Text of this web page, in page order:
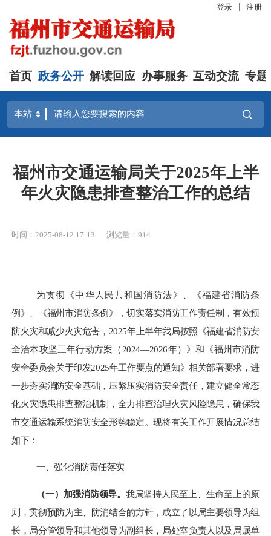
登录 注册
首页 政务公开 解读回应 办事服务 互动交流 专题
福州市交通运输局关于2025年上半
年火灾隐患排查整治工作的总结
时间：2025-08-12 17:13 浏览量：914
为贯彻《中华人民共和国消防法》、《福建省消防条
例》、《福州市消防条例》，切实落实消防工作责任制，有效预
防火灾和减少火灾危害， 2025年上半年我局按照《福建省消防安
全治本攻坚三年行动方案（2024—2026年）》和《福州市消防
安全委员会关于印发2025年工作要点的通知》相关部署要求，进
一步夯实消防安全基础，压紧压实消防安全责任，建立健全常态
化火灾隐患排查整治机制，全力排查治理火灾风险隐患，确保我
市交通运输系统消防安全形势稳定。现将有关工作开展情况总结
如下：
一、强化消防责任落实
（一）加强消防领导。 我局坚持人民至上、生命至上的原
则，贯彻预防为主、防消结合的方针，成立了以局主要领导为组
长，局分管领导和其他领导为副组长，局处室负责人以及局属单